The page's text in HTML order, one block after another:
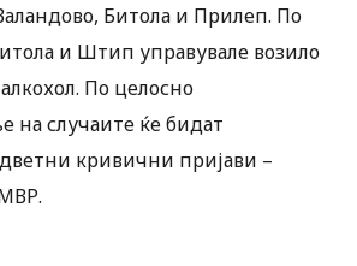
Битола и Прилеп. По
и Штип управувале возило
По целосно
на случаите ќе бидат
кривични пријави –